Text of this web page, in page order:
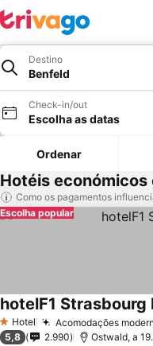
Destino
Benfeld
Check-in/out
Escolha as datas
Ordenar
Hotéis económicos
Como os pagamentos
Escolha popular
1 Estrelas
Hotel Acomodações
hotelF1 Strasbourg
5,8 2.990 Ostwald, a